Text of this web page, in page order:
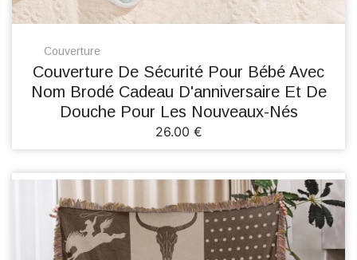
Couverture
Couverture De Sécurité Pour Bébé Avec
Nom Brodé Cadeau D'anniversaire Et De
Douche Pour Les Nouveaux-Nés
26.00 €